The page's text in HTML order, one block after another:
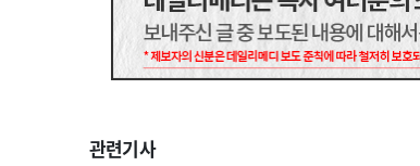
관련기사